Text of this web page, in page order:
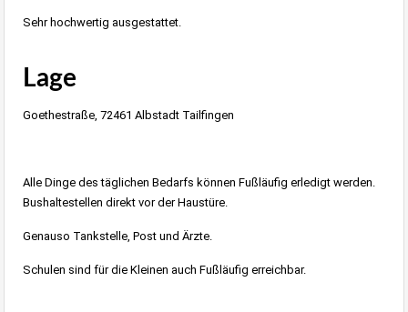
Sehr hochwertig ausgestattet.
Lage
Goethestraße, 72461 Albstadt Tailfingen
Alle Dinge des täglichen Bedarfs können Fußläufig erledigt werden.
Bushaltestellen direkt vor der Haustüre.
Genauso Tankstelle, Post und Ärzte.
Schulen sind für die Kleinen auch Fußläufig erreichbar.